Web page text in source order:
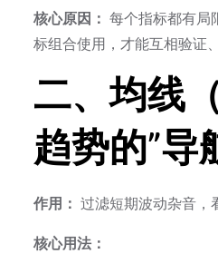
核心原因： 每个指标都有局
标组合使用，才能互相验证
二、均线
趋势的”导
作用： 过滤短期波动杂音，
核心用法：